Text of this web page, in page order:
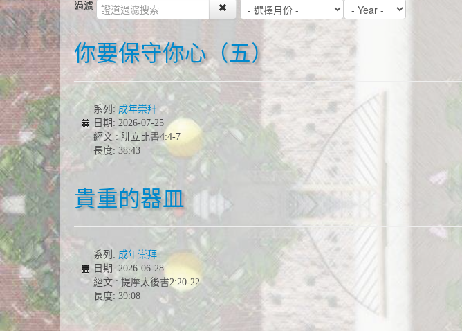
過濾
你要保守你心（五）
系列: 成年崇拜
日期: 2026-07-25
經文 : 腓立比書4:4-7
長度: 38:43
貴重的器皿
系列: 成年崇拜
日期: 2026-06-28
經文 : 提摩太後書2:20-22
長度: 39:08